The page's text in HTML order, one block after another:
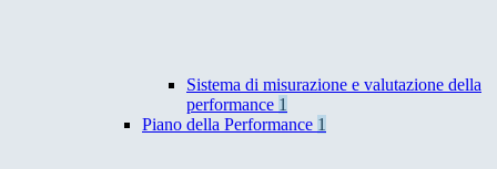
Sistema di misurazione e valutazione della
performance 1
Piano della Performance 1